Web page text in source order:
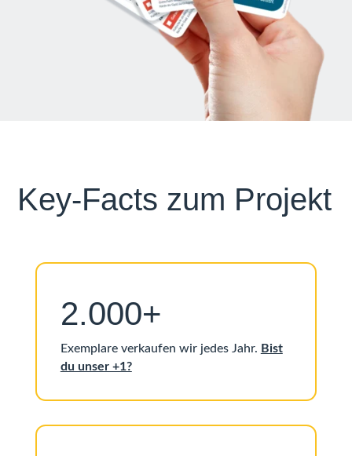
Key-Facts zum Projekt
2.000+
Exemplare verkaufen wir jedes Jahr. Bist
du unser +1?